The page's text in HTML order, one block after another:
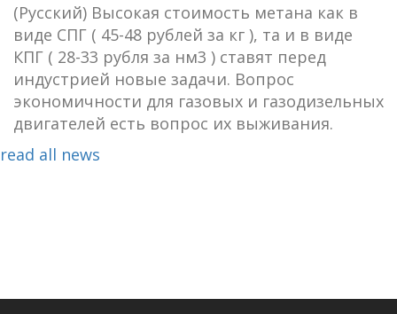
(Русский) Высокая стоимость метана как в
виде СПГ ( 45-48 рублей за кг ), та и в виде
КПГ ( 28-33 рубля за нм3 ) ставят перед
индустрией новые задачи. Вопрос
экономичности для газовых и газодизельных
двигателей есть вопрос их выживания.
read all news